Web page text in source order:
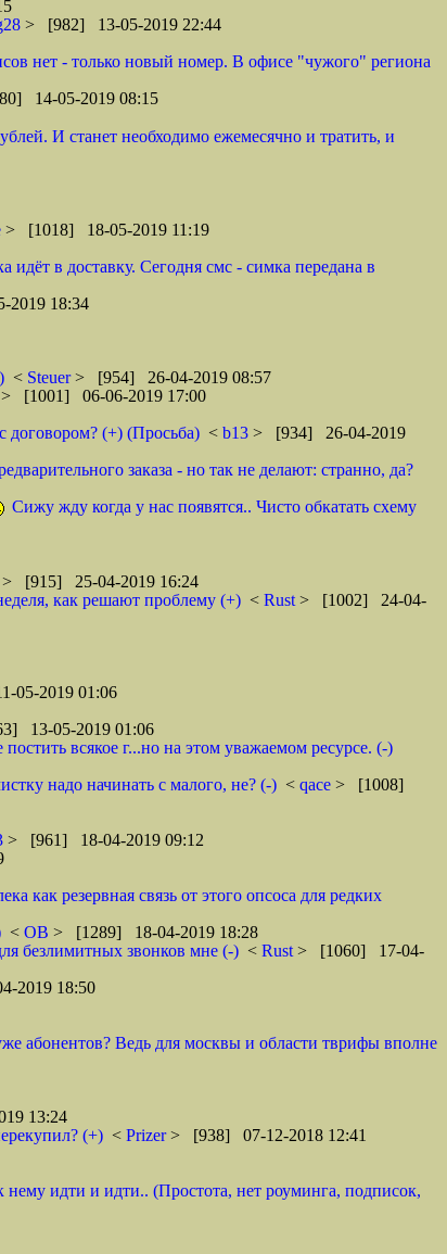
> [982] 13-05-2019 22:44
нет - только новый номер. В офисе "чужого" региона
14-05-2019 08:15
И станет необходимо ежемесячно и тратить, и
> [1018] 18-05-2019 11:19
идёт в доставку. Сегодня смс - симка передана в
18:34
< Steuer> [954] 26-04-2019 08:57
> [1001] 06-06-2019 17:00
договором? (+) (Просьба) < b13 > [934] 26-04-2019
заказа - но так не делают: странно, да?
Сижу жду когда у нас появятся.. Чисто обкатать схему
> [915] 25-04-2019 16:24
как решают проблему (+) < Rust > [1002] 24-04-
05-2019 01:06
13-05-2019 01:06
всякое г...но на этом уважаемом ресурсе. (-)
надо начинать с малого, не? (-) < qace > [1008]
> [961] 18-04-2019 09:12
как резервная связь от этого опсоса для редких
< ОВ > [1289] 18-04-2019 18:28
безлимитных звонков мне (-) < Rust > [1060] 17-04-
2019 18:50
абонентов? Ведь для москвы и области тврифы вполне
13:24
(+) < Prizer> [938] 07-12-2018 12:41
идти и идти.. (Простота, нет роуминга, подписок,